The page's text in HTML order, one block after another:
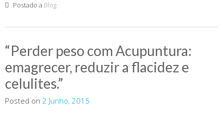
Postado a Blog
“Perder peso com Acupuntura:
emagrecer, reduzir a flacidez e
celulites.”
Posted on 2 Junho, 2015